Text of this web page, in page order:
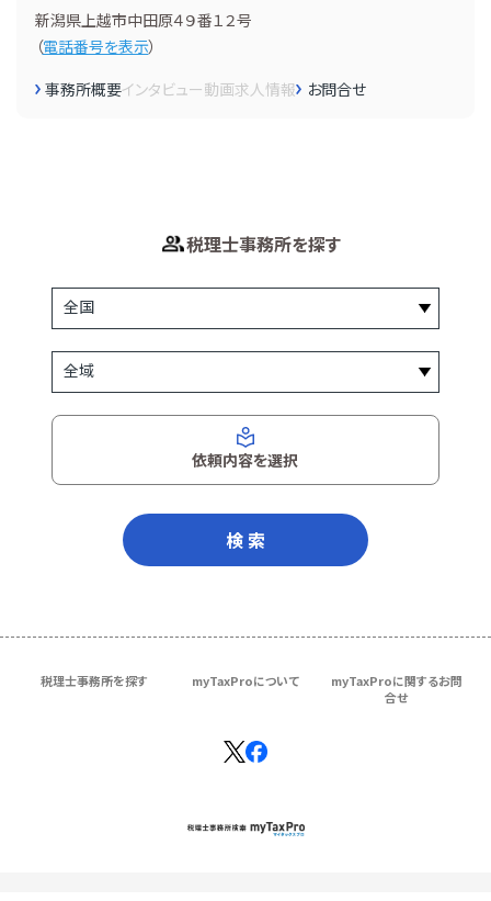
新潟県上越市中田原４９番１２号
（電話番号を表示）
事務所概要インタビュー動画求人情報 お問合せ
税理士事務所を探す
依頼内容を選択
検 索
税理士事務所を探す myTaxProについて
myTaxProに関するお問
合せ